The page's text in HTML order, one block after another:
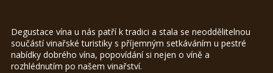
Degustace vína u nás patří k tradici a stala se neoddělitelnou
součástí vinařské turistiky s příjemným setkáváním u pestré
nabídky dobrého vína, popovídání si nejen o víně a
rozhlédnutím po našem vinařství.